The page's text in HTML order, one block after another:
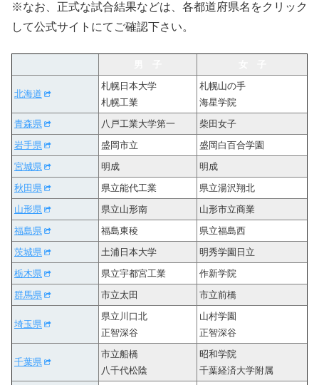
※なお、正式な試合結果などは、各都道府県名をクリック
して公式サイトにてご確認下さい。
北海道
札幌日本大学
札幌工業
札幌山の手
海星学院
青森県
八戸工業大学第一
柴田女子
岩手県
盛岡市立
盛岡白百合学園
宮城県
明成
明成
秋田県
県立能代工業
県立湯沢翔北
山形県
県立山形南
山形市立商業
福島県
福島東稜
県立福島西
茨城県
土浦日本大学
明秀学園日立
栃木県
県立宇都宮工業
作新学院
群馬県
市立太田 市立前橋
埼玉県
県立川口北
正智深谷
山村学園
正智深谷
千葉県
市立船橋
八千代松陰
昭和学院
千葉経済大学附属